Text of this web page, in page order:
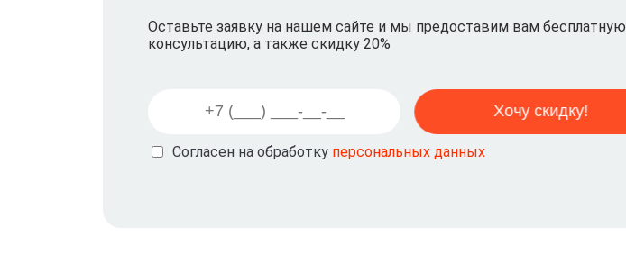
Оставьте заявку на нашем сайте и мы предоставим вам бесплатную
консультацию, а также скидку 20%
Согласен на обработку персональных данных